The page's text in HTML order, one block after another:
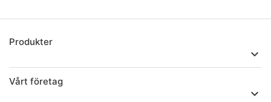
Produkter

Vårt företag
